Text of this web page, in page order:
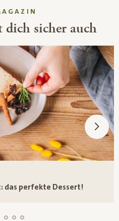
dich sicher auch
das perfekte Dessert!